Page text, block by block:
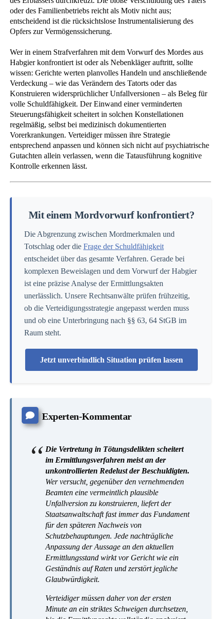
oder des Familienbetriebs reicht als Motiv nicht aus;
entscheidend ist die rücksichtslose Instrumentalisierung des
Opfers zur Vermögenssicherung.
Wer in einem Strafverfahren mit dem Vorwurf des Mordes aus
Habgier konfrontiert ist oder als Nebenkläger auftritt, sollte
wissen: Gerichte werten planvolles Handeln und anschließende
Verdeckung – wie das Verändern des Tatorts oder das
Konstruieren widersprüchlicher Unfallversionen – als Beleg für
volle Schuldfähigkeit. Der Einwand einer verminderten
Steuerungsfähigkeit scheitert in solchen Konstellationen
regelmäßig, selbst bei medizinisch dokumentierten
Vorerkrankungen. Verteidiger müssen ihre Strategie
entsprechend anpassen und können sich nicht auf psychiatrische
Gutachten allein verlassen, wenn die Tatausführung kognitive
Kontrolle erkennen lässt.
Mit einem Mordvorwurf konfrontiert?
Die Abgrenzung zwischen Mordmerkmalen und
Totschlag oder die Frage der Schuldfähigkeit
entscheidet über das gesamte Verfahren. Gerade bei
komplexen Beweislagen und dem Vorwurf der Habgier
ist eine präzise Analyse der Ermittlungsakten
unerlässlich. Unsere Rechtsanwälte prüfen frühzeitig,
ob die Verteidigungsstrategie angepasst werden muss
und ob eine Unterbringung nach §§ 63, 64 StGB im
Raum steht.
Jetzt unverbindlich Situation prüfen lassen
Experten-Kommentar
Die Vertretung in Tötungsdelikten scheitert
im Ermittlungsverfahren meist an der
unkontrollierten Redelust der Beschuldigten.
Wer versucht, gegenüber den vernehmenden
Beamten eine vermeintlich plausible
Unfallversion zu konstruieren, liefert der
Staatsanwaltschaft fast immer das Fundament
für den späteren Nachweis von
Schutzbehauptungen. Jede nachträgliche
Anpassung der Aussage an den aktuellen
Ermittlungsstand wirkt vor Gericht wie ein
Geständnis auf Raten und zerstört jegliche
Glaubwürdigkeit.
Verteidiger müssen daher von der ersten
Minute an ein striktes Schweigen durchsetzen,